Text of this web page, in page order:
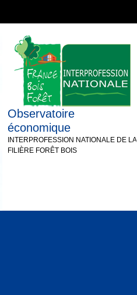
Observatoire
économique
INTERPROFESSION NATIONALE DE LA
FILIÈRE FORÊT BOIS